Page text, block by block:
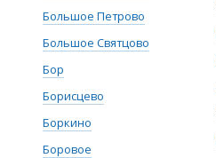
Большое Петрово
Большое Святцово
Бор
Борисцево
Боркино
Боровое